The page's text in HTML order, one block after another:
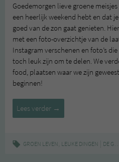
Goedemorgen lieve groene
een heerlijk weekend hebt en dat
goed van de zon gaat genieten.
met een foto-overzichtje van de
Instagram verschenen en foto’s
toch leuk zijn om te delen. We
food, plaatsen waar we zijn
beginnen!
Lees verder De
Groene
op
→
GROEN LEVEN, LEUKE DINGEN DE GROENE MEISJES